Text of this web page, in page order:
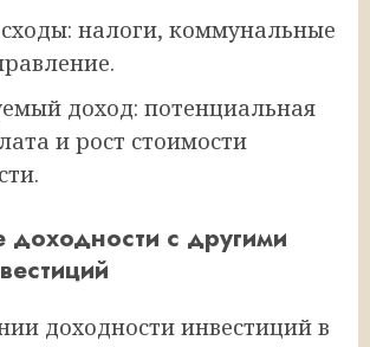
налоги, коммунальные
доход: потенциальная
и рост стоимости
доходности с другими
доходности инвестиций в